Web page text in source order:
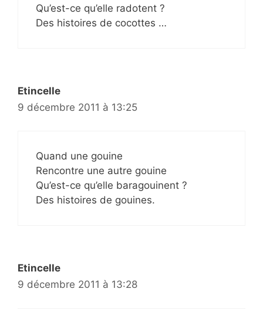
Qu’est-ce qu’elle radotent ?
Des histoires de cocottes …
Etincelle
9 décembre 2011 à 13:25
Quand une gouine
Rencontre une autre gouine
Qu’est-ce qu’elle baragouinent ?
Des histoires de gouines.
Etincelle
9 décembre 2011 à 13:28